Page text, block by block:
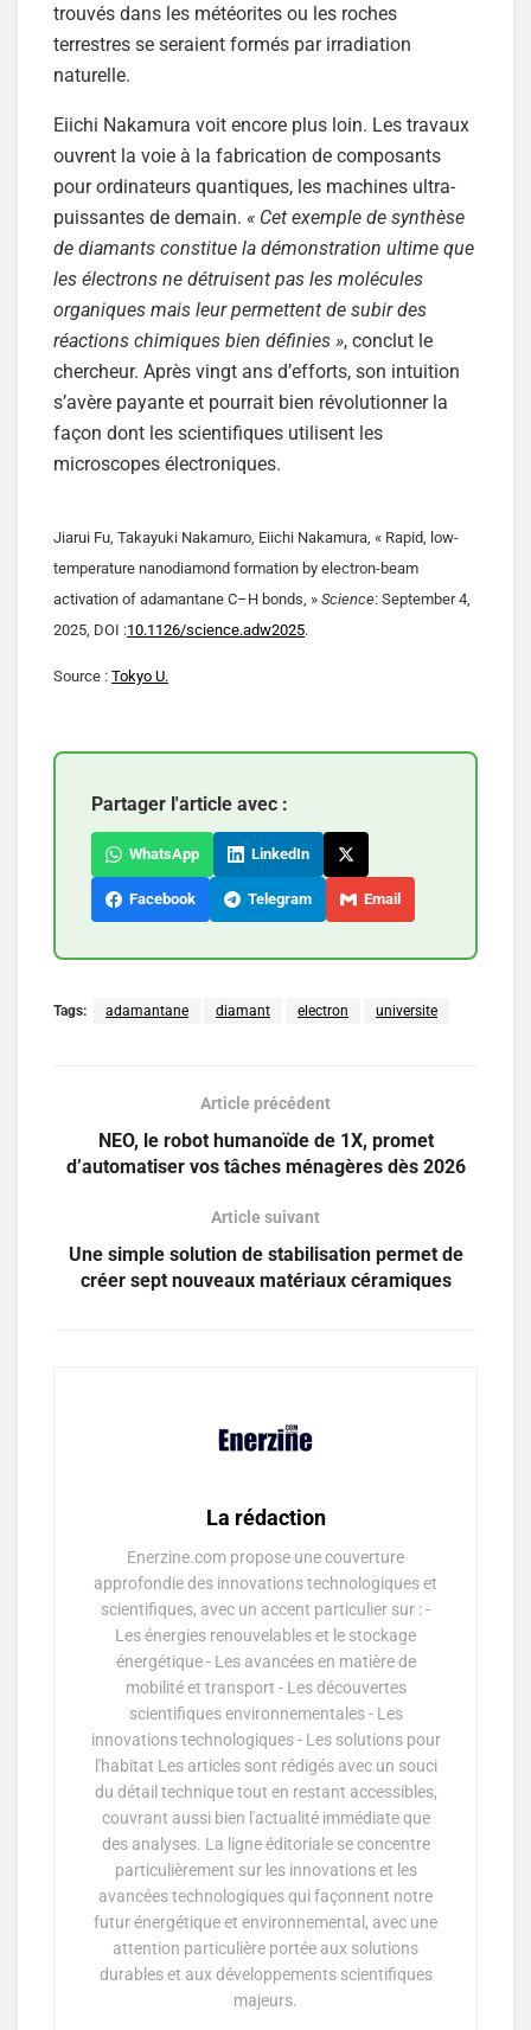
trouvés dans les météorites ou les roches
terrestres se seraient formés par irradiation
naturelle.
Eiichi Nakamura voit encore plus loin. Les travaux
ouvrent la voie à la fabrication de composants
pour ordinateurs quantiques, les machines ultra-
puissantes de demain. « Cet exemple de synthèse
de diamants constitue la démonstration ultime que
les électrons ne détruisent pas les molécules
organiques mais leur permettent de subir des
réactions chimiques bien définies », conclut le
chercheur. Après vingt ans d’efforts, son intuition
s’avère payante et pourrait bien révolutionner la
façon dont les scientifiques utilisent les
microscopes électroniques.
Jiarui Fu, Takayuki Nakamuro, Eiichi Nakamura, « Rapid, low-
temperature nanodiamond formation by electron-beam
activation of adamantane C–H bonds, » Science: September 4,
2025, DOI :10.1126/science.adw2025.
Source : Tokyo U.
Partager l'article avec :
WhatsApp LinkedIn
Facebook Telegram Email
Tags: adamantane diamant electron universite
Article précédent
NEO, le robot humanoïde de 1X, promet
d’automatiser vos tâches ménagères dès 2026
Article suivant
Une simple solution de stabilisation permet de
créer sept nouveaux matériaux céramiques
La rédaction
Enerzine.com propose une couverture
approfondie des innovations technologiques et
scientifiques, avec un accent particulier sur : -
Les énergies renouvelables et le stockage
énergétique - Les avancées en matière de
mobilité et transport - Les découvertes
scientifiques environnementales - Les
innovations technologiques - Les solutions pour
l'habitat Les articles sont rédigés avec un souci
du détail technique tout en restant accessibles,
couvrant aussi bien l'actualité immédiate que
des analyses. La ligne éditoriale se concentre
particulièrement sur les innovations et les
avancées technologiques qui façonnent notre
futur énergétique et environnemental, avec une
attention particulière portée aux solutions
durables et aux développements scientifiques
majeurs.